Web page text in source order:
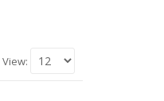
View: